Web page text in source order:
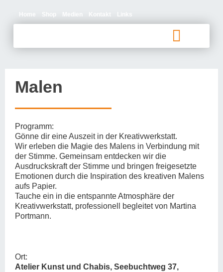
Home Shop Medien Kontakt Links
Malen
Programm:
Gönne dir eine Auszeit in der Kreativwerkstatt.
Wir erleben die Magie des Malens in Verbindung mit
der Stimme. Gemeinsam entdecken wir die
Ausdruckskraft der Stimme und bringen freigesetzte
Emotionen durch die Inspiration des kreativen Malens
aufs Papier.
Tauche ein in die entspannte Atmosphäre der
Kreativwerkstatt, professionell begleitet von Martina
Portmann.
Ort:
Atelier Kunst und Chabis, Seebuchtweg 37,